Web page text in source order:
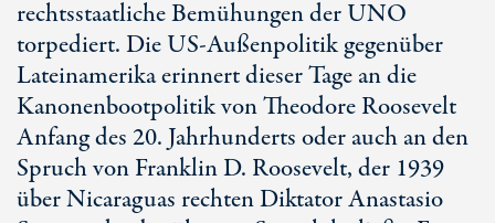
rechtsstaatliche Bemühungen der UNO
torpediert. Die US-Außenpolitik gegenüber
Lateinamerika erinnert dieser Tage an die
Kanonenbootpolitik von Theodore Roosevelt
Anfang des 20. Jahrhunderts oder auch an den
Spruch von Franklin D. Roosevelt, der 1939
über Nicaraguas rechten Diktator Anastasio